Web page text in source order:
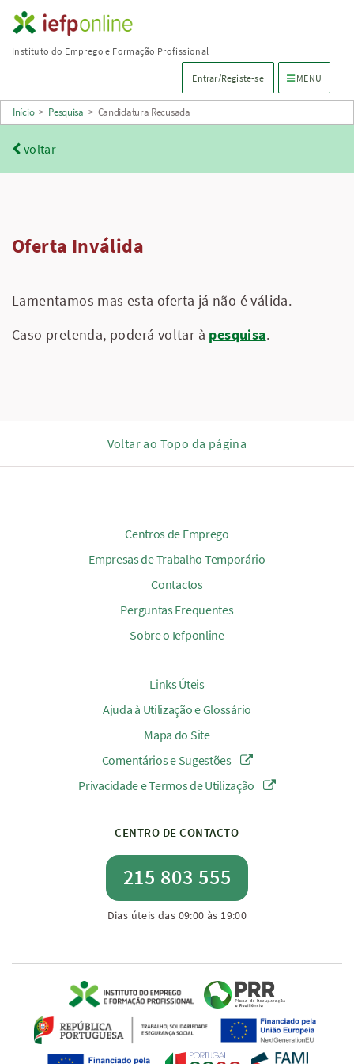
Saltar
para
principal
Instituto do Emprego e Formação Profissional
Entrar/Registe-se Menu de
MENU
Início > Pesquisa > Candidatura Recusada
voltar
Oferta Inválida
Lamentamos mas esta oferta já não é válida.
Caso pretenda, poderá voltar à pesquisa.
Voltar ao Topo da página
Centros de Emprego
Empresas de Trabalho Temporário
Contactos
Perguntas Frequentes
Sobre o Iefponline
Links Úteis
Ajuda à Utilização e Glossário
Mapa do Site
Comentários e Sugestões
Privacidade e Termos de Utilização
CENTRO DE CONTACTO
215 803 555
Dias úteis das 09:00 às 19:00